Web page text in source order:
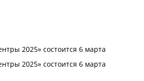
2025» состоится 6 марта
2025» состоится 6 марта